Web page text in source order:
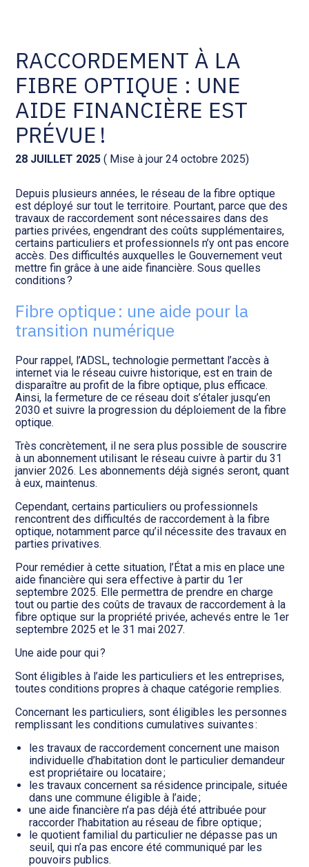
Social et ressources humaines
Assistance juridique
Pilotage d’entreprise
Audit légal
Gestion de patrimoine
Procédures collectives
Transition numérique
Tenue de votre comptabilité :
ACD
Facturation et pilotage :
EVOLIZ
Analyse et tableau de bord :
WAIBI
Gérer vos ressources
humaines : SILAE
RACCORDEMENT À LA
FIBRE OPTIQUE : UNE
AIDE FINANCIÈRE EST
PRÉVUE !
28 JUILLET 2025 ( Mise à jour 24 octobre 2025)
Depuis plusieurs années, le réseau de la fibre optique
est déployé sur tout le territoire. Pourtant, parce que des
travaux de raccordement sont nécessaires dans des
parties privées, engendrant des coûts supplémentaires,
certains particuliers et professionnels n’y ont pas encore
accès. Des difficultés auxquelles le Gouvernement veut
mettre fin grâce à une aide financière. Sous quelles
conditions ?
Fibre optique : une aide pour la
transition numérique
Pour rappel, l’ADSL, technologie permettant l’accès à
internet via le réseau cuivre historique, est en train de
disparaître au profit de la fibre optique, plus efficace.
Ainsi, la fermeture de ce réseau doit s’étaler jusqu’en
2030 et suivre la progression du déploiement de la fibre
optique.
Très concrètement, il ne sera plus possible de souscrire
à un abonnement utilisant le réseau cuivre à partir du 31
janvier 2026. Les abonnements déjà signés seront, quant
à eux, maintenus.
Cependant, certains particuliers ou professionnels
rencontrent des difficultés de raccordement à la fibre
optique, notamment parce qu’il nécessite des travaux en
parties privatives.
Pour remédier à cette situation, l’État a mis en place une
aide financière qui sera effective à partir du 1er
septembre 2025. Elle permettra de prendre en charge
tout ou partie des coûts de travaux de raccordement à la
fibre optique sur la propriété privée, achevés entre le 1er
septembre 2025 et le 31 mai 2027.
Une aide pour qui ?
Sont éligibles à l’aide les particuliers et les entreprises,
toutes conditions propres à chaque catégorie remplies.
Concernant les particuliers, sont éligibles les personnes
remplissant les conditions cumulatives suivantes :
les travaux de raccordement concernent une maison
individuelle d’habitation dont le particulier demandeur
est propriétaire ou locataire ;
les travaux concernent sa résidence principale, située
dans une commune éligible à l’aide ;
une aide financière n’a pas déjà été attribuée pour
raccorder l’habitation au réseau de fibre optique ;
le quotient familial du particulier ne dépasse pas un
seuil, qui n’a pas encore été communiqué par les
pouvoirs publics.